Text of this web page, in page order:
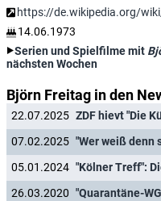
https://de.wikipedia.org/
14.06.1973
Serien und Spielfilme mit
nächsten Wochen
Björn Freitag in den
22.07.2025
07.02.2025
05.01.2024
26.03.2020